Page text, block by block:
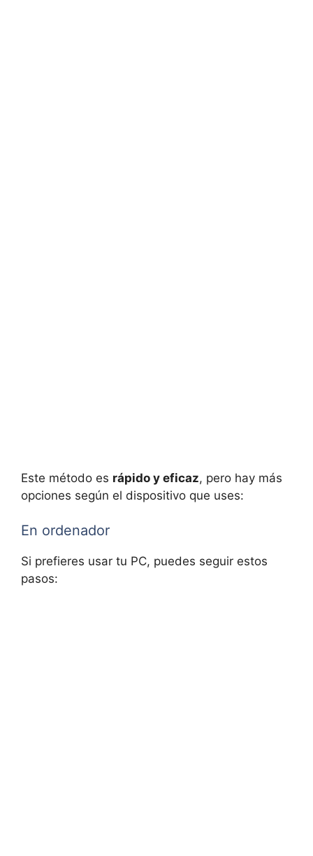
Este método es rápido y eficaz, pero hay más
opciones según el dispositivo que uses:
En ordenador
Si prefieres usar tu PC, puedes seguir estos
pasos: